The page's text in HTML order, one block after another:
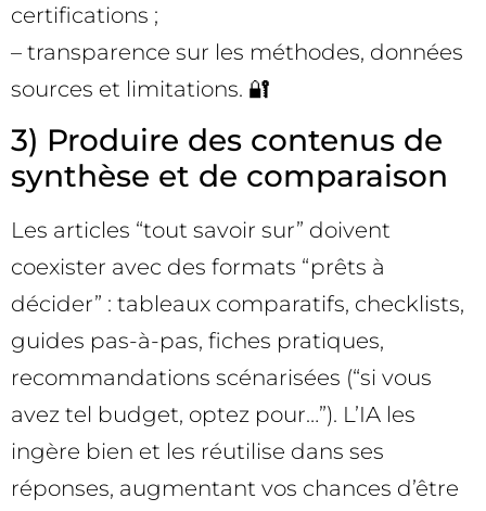
certifications ;
– transparence sur les méthodes, données
sources et limitations. 🔐
3) Produire des contenus de
synthèse et de comparaison
Les articles “tout savoir sur” doivent
coexister avec des formats “prêts à
décider” : tableaux comparatifs, checklists,
guides pas-à-pas, fiches pratiques,
recommandations scénarisées (“si vous
avez tel budget, optez pour…”). L’IA les
ingère bien et les réutilise dans ses
réponses, augmentant vos chances d’être